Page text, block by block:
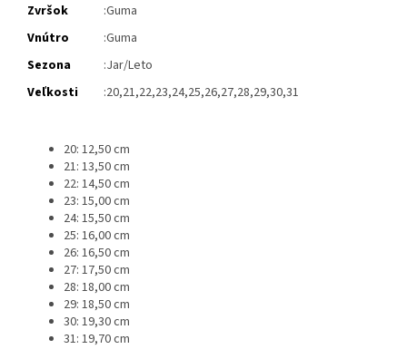
Zvršok
:Guma
Vnútro
:Guma
Sezona
:Jar/Leto
Veľkosti
:20,21,22,23,24,25,26,27,28,29,30,31
20: 12,50 cm
21: 13,50 cm
22: 14,50 cm
23: 15,00 cm
24: 15,50 cm
25: 16,00 cm
26: 16,50 cm
27: 17,50 cm
28: 18,00 cm
29: 18,50 cm
30: 19,30 cm
31: 19,70 cm